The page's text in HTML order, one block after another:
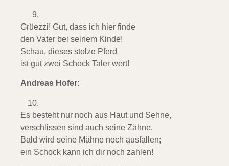
Grüezzi! Gut, dass ich hier finde
den Vater bei seinem Kinde!
Schau, dieses stolze Pferd
ist gut zwei Schock Taler wert!
Andreas Hofer:
Es besteht nur noch aus Haut und Sehne,
verschlissen sind auch seine Zähne.
Bald wird seine Mähne noch ausfallen;
ein Schock kann ich dir noch zahlen!